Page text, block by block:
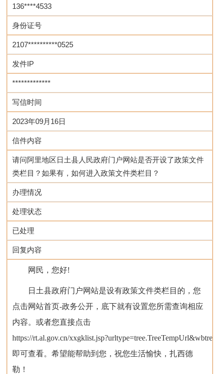
136****4533
身份证号
2107**********0525
发件IP
*************
写信时间
2023年09月16日
信件内容
请问阿里地区日土县人民政府门户网站是否开设了政策文件
类栏目？如果有，如何进入政策文件类栏目？
办理情况
处理状态
已处理
回复内容
网民，您好!
日土县政府门户网站是设有政策文件类栏目的，您
点击网站首页-政务公开，底下就有设置您所需查询相应
内容。或者您直接点击
https://rt.al.gov.cn/
即可查看。希望能帮助到您，祝您生活愉快，扎西德
勒！